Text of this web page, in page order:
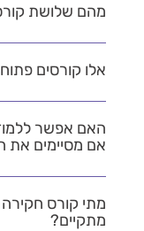
מהם שלושת
אלו קורסים
האם אפשר ללמוד
אם מסיימים את
מתי קורס חקירה
מתקיים?